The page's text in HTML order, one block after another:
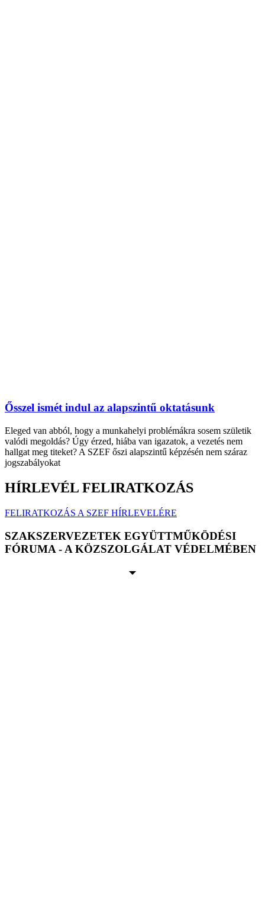
Ősszel ismét indul az alapszintű oktatásunk
Eleged van abból, hogy a munkahelyi problémákra sosem születik
valódi megoldás? Úgy érzed, hiába van igazatok, a vezetés nem
hallgat meg titeket? A SZEF őszi alapszintű képzésén nem száraz
jogszabályokat
HÍRLEVÉL FELIRATKOZÁS
FELIRATKOZÁS A SZEF HÍRLEVELÉRE
SZAKSZERVEZETEK EGYÜTTMŰKÖDÉSI
FÓRUMA - A KÖZSZOLGÁLAT VÉDELMÉBEN